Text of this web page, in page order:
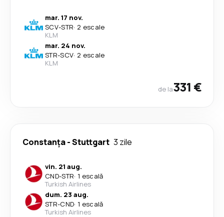
mar. 17 nov.
SCV-STR· 2 escale
KLM
mar. 24 nov.
STR-SCV· 2 escale
KLM
de la331 €
Constanța-Stuttgart 3 zile
vin. 21 aug.
CND-STR· 1 escală
Turkish Airlines
dum. 23 aug.
STR-CND· 1 escală
Turkish Airlines